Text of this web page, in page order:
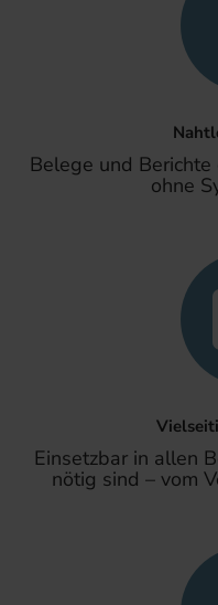
Belege und Berichte direkt aus Dynamics 365 –
ohne
Einsetzbar in allen
nötig sind – vom